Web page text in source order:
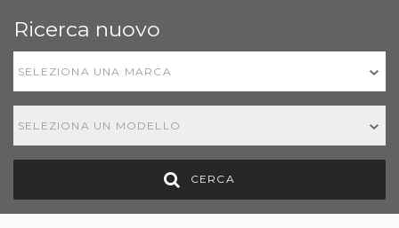
Ricerca nuovo
SELEZIONA UNA MARCA
SELEZIONA UN MODELLO
CERCA